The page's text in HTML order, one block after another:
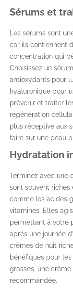
Sérums et
Les sérums sont
car ils contiennent
concentration qui
Choisissez un
antioxydants pour
hyaluronique pour
prévenir et traiter
régénération
plus réceptive aux
faire sur une peau
Hydratation
Terminez avec une
sont souvent riches
comme les acides
vitamines. Elles
permettant à votre
après une journée
crèmes de nuit
bénéfiques pour
grasses, une
recommandée.